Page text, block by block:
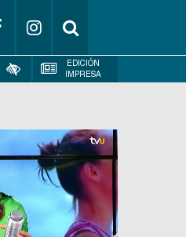
EDICIÓN
IMPRESA